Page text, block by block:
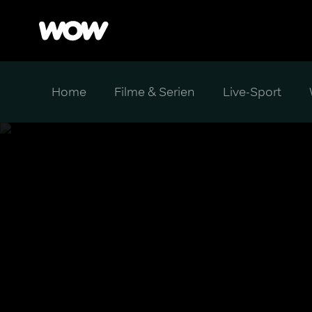
Home Filme & Serien Live-Sport